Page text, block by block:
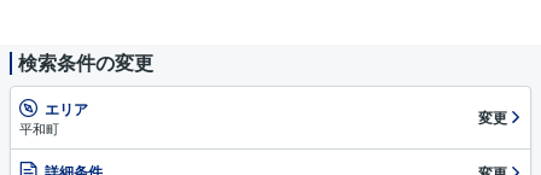
検索条件の変更
エリア
平和町
変更